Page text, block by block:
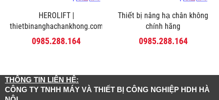
HEROLIFT |
thietbinanghachankhong.com
0985.288.164
Thiết bị nâng hạ chân không
chính hãng
0985.288.164
THÔNG TIN LIÊN HỆ:
CÔNG TY TNHH MÁY VÀ THIẾT BỊ CÔNG NGHIỆP HDH HÀ